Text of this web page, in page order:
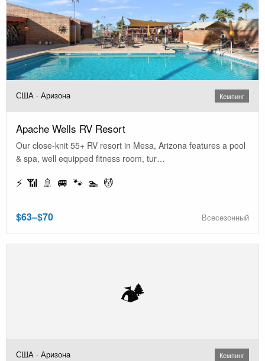
США · Аризона Кемпинг
Apache Wells RV Resort
Our close-knit 55+ RV resort in Mesa, Arizona features a pool
& spa, well equipped fitness room, tur…
⚡ 📶 🚿 🚐 🐾 🏊 💆
$63–$70 Всесезонный
🏕️
США · Аризона Кемпинг